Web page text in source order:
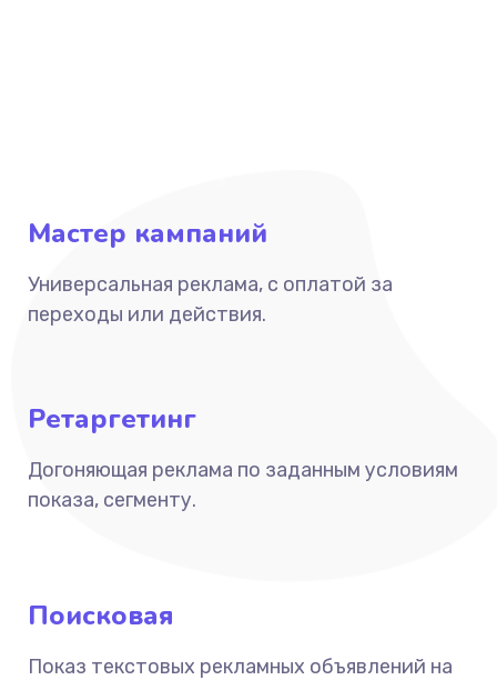
Мастер кампаний
Универсальная реклама, с оплатой за
переходы или действия.
Ретаргетинг
Догоняющая реклама по заданным условиям
показа, сегменту.
Поисковая
Показ текстовых рекламных объявлений на